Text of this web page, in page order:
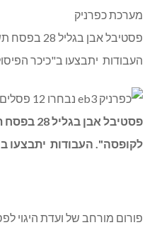
מערכת כפרניק
העבודות יתבצעו ב"כיכר
לקופסה". העבודות יתבצעו
פורום מורחב של ועדת היגוי